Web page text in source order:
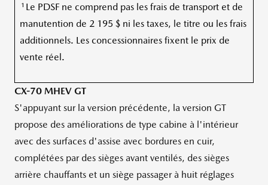
1Le PDSF ne comprend pas les frais de transport et de
manutention de 2 195 $ ni les taxes, le titre ou les frais
additionnels. Les concessionnaires fixent le prix de
vente réel.
CX-70 MHEV GT
S'appuyant sur la version précédente, la version GT
propose des améliorations de type cabine à l'intérieur
avec des surfaces d'assise avec bordures en cuir,
complétées par des sièges avant ventilés, des sièges
arrière chauffants et un siège passager à huit réglages